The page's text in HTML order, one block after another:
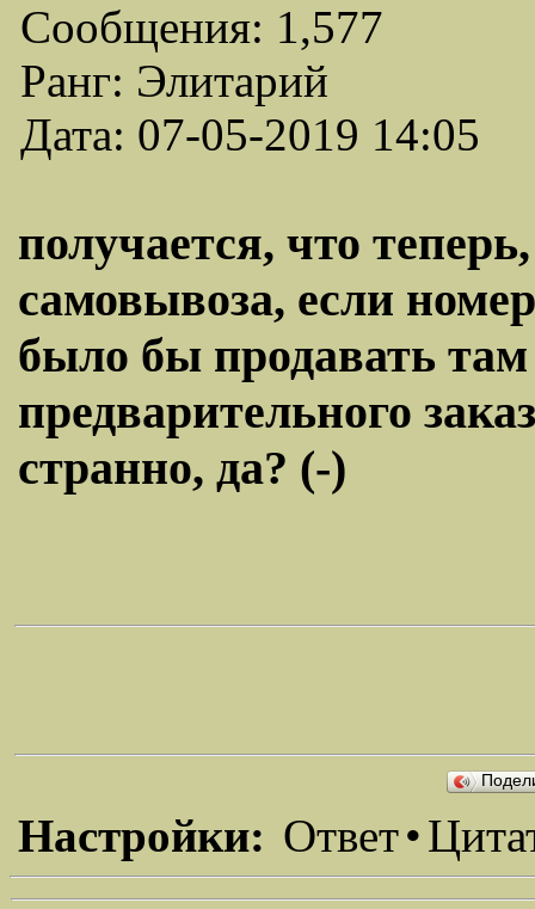
Сообщения: 1,577
Ранг: Элитарий
Дата: 07-05-2019 14:05
получается, что
самовывоза, если
было бы продавать там
предварительного
странно, да? (-)
Настройки: Ответ•